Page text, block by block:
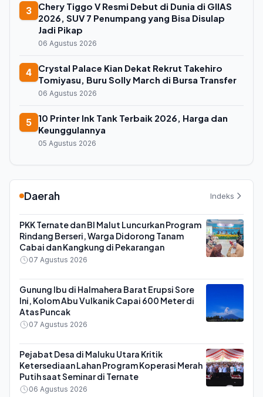
3
Chery Tiggo V Resmi Debut di Dunia di GIIAS
2026, SUV 7 Penumpang yang Bisa Disulap
Jadi Pikap
06 Agustus 2026
4
Crystal Palace Kian Dekat Rekrut Takehiro
Tomiyasu, Buru Solly March di Bursa Transfer
06 Agustus 2026
5
10 Printer Ink Tank Terbaik 2026, Harga dan
Keunggulannya
05 Agustus 2026
Daerah Indeks
PKK Ternate dan BI Malut Luncurkan Program
Rindang Berseri, Warga Didorong Tanam
Cabai dan Kangkung di Pekarangan
07 Agustus 2026
Gunung Ibu di Halmahera Barat Erupsi Sore
Ini, Kolom Abu Vulkanik Capai 600 Meter di
Atas Puncak
07 Agustus 2026
Pejabat Desa di Maluku Utara Kritik
Ketersediaan Lahan Program Koperasi Merah
Putih saat Seminar di Ternate
06 Agustus 2026